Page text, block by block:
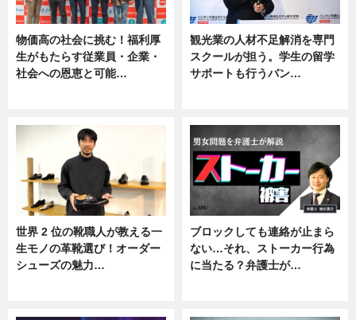
物価高の社会に挑む！福利厚
生がもたらす従業員・企業・
社会への恩恵と可能…
観光業の人材不足解消を専門
スクールが担う。学生の留学
サポートも行うバン…
世界 2 位の靴職人が教える一
生モノの革靴選び！オーダー
シューズの魅力…
ブロックしても連絡が止まら
ない…それ、ストーカー行為
に当たる？弁護士が…